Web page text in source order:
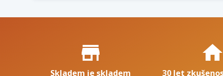
Proč nakupovat u nás?
store_mall_directory
Skladem je skladem
home
30 let